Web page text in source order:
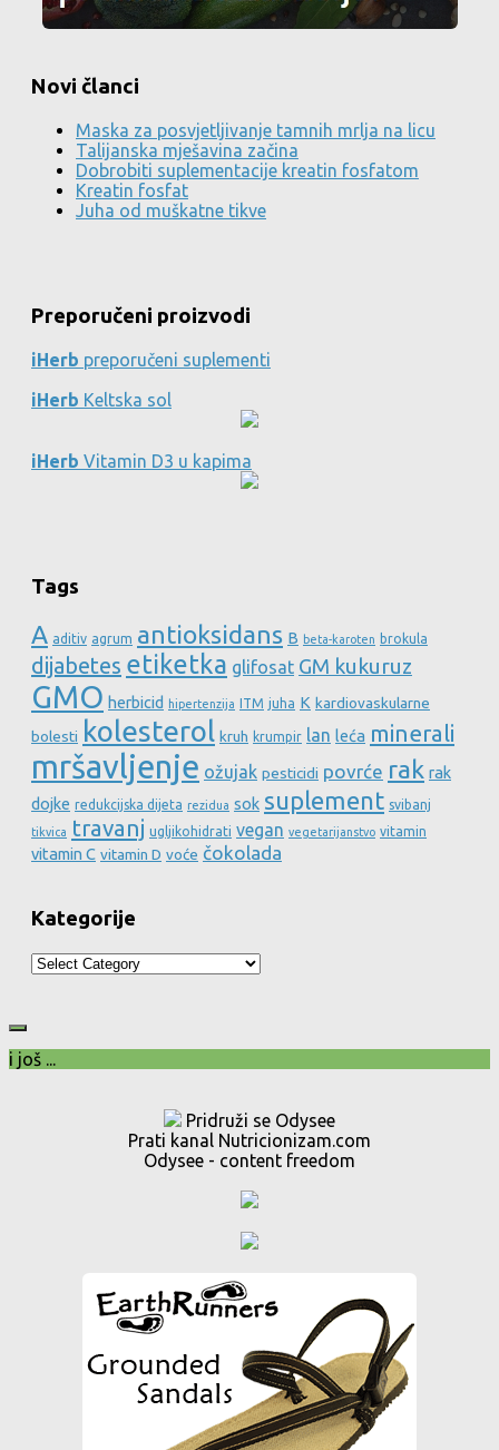
Novi članci
Maska za posvjetljivanje tamnih mrlja na licu
Talijanska mješavina začina
Dobrobiti suplementacije kreatin fosfatom
Kreatin fosfat
Juha od muškatne tikve
Preporučeni proizvodi
iHerb preporučeni suplementi
iHerb Keltska sol
iHerb Vitamin D3 u kapima
Tags
A aditiv agrum antioksidans B beta-karoten brokula
dijabetes etiketka glifosat GM kukuruz
GMO herbicid hipertenzija ITM juha K kardiovaskularne
bolesti kolesterol kruh krumpir lan leća minerali
mršavljenje ožujak pesticidi povrće rak rak
dojke redukcijska dijeta rezidua sok suplement svibanj
tikvica travanj ugljikohidrati vegan vegetarijanstvo vitamin
vitamin C vitamin D voće čokolada
Kategorije
Kategorije
i još ...
Pridruži se Odysee
Prati kanal Nutricionizam.com
Odysee - content freedom